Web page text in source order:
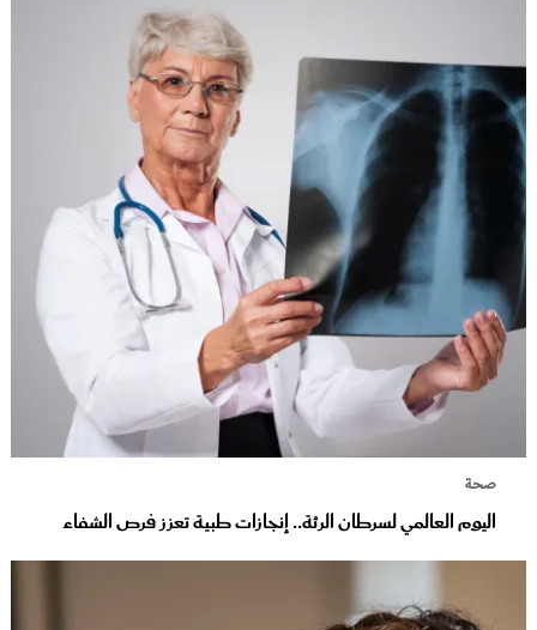
صحة
اليوم العالمي لسرطان الرئة.. إنجازات طبية تعزز فرص الشفاء